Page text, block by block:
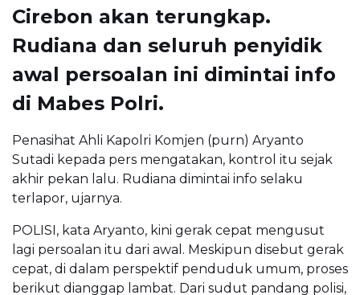
Cirebon akan terungkap.
Rudiana dan seluruh penyidik
awal persoalan ini dimintai info
di Mabes Polri.
Penasihat Ahli Kapolri Komjen (purn) Aryanto
Sutadi kepada pers mengatakan, kontrol itu sejak
akhir pekan lalu. Rudiana dimintai info selaku
terlapor, ujarnya.
POLISI, kata Aryanto, kini gerak cepat mengusut
lagi persoalan itu dari awal. Meskipun disebut gerak
cepat, di dalam perspektif penduduk umum, proses
berikut dianggap lambat. Dari sudut pandang polisi,